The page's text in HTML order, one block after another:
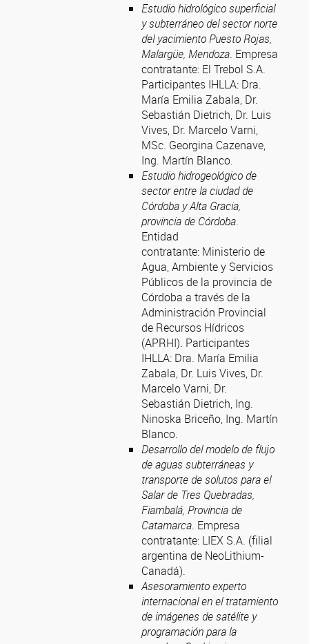
Estudio hidrológico superficial
y subterráneo del sector norte
del yacimiento Puesto Rojas,
Malargüe, Mendoza. Empresa
contratante: El Trebol S.A.
Participantes IHLLA: Dra.
María Emilia Zabala, Dr.
Sebastián Dietrich, Dr. Luis
Vives, Dr. Marcelo Varni,
MSc. Georgina Cazenave,
Ing. Martín Blanco.
Estudio hidrogeológico de
sector entre la ciudad de
Córdoba y Alta Gracia,
provincia de Córdoba.
Entidad
contratante: Ministerio de
Agua, Ambiente y Servicios
Públicos de la provincia de
Córdoba a través de la
Administración Provincial
de Recursos Hídricos
(APRHI). Participantes
IHLLA: Dra. María Emilia
Zabala, Dr. Luis Vives, Dr.
Marcelo Varni, Dr.
Sebastián Dietrich, Ing.
Ninoska Briceño, Ing. Martín
Blanco.
Desarrollo del modelo de flujo
de aguas subterráneas y
transporte de solutos para el
Salar de Tres Quebradas,
Fiambalá, Provincia de
Catamarca. Empresa
contratante: LIEX S.A. (filial
argentina de NeoLithium-
Canadá).
Asesoramiento experto
internacional en el tratamiento
de imágenes de satélite y
programación para la